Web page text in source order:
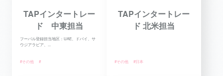
TAPインタートレー
ド 中東担当
フーバル登録担当地区：UAE、ドバイ、サ
ウジアラビア、...
#その他 #
TAPインタートレー
ド 北米担当
#その他 #日本